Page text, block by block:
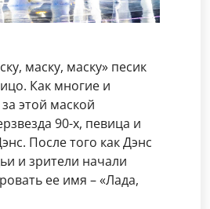
маску, маску» песик
Как многие и
этой маской
90-х, певица и
После того как Дэнс
и зрители начали
ее имя – «Лада,